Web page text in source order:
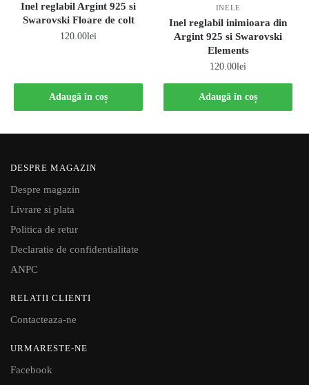
Inel reglabil Argint 925 si
Swarovski Floare de colt
120.00lei
Adaugă în coș
INELE
Inel reglabil inimioara din
Argint 925 si Swarovski
Elements
120.00lei
Adaugă în coș
DESPRE MAGAZIN
Despre magazin
Livrare si plata
Politica de retur
Declaratie de confidentialitate
ANPC
RELATII CLIENTI
Contacteaza-ne
URMARESTE-NE
Facebook